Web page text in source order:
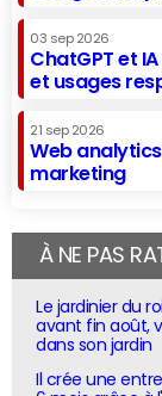
03 sep 2026
ChatGPT et
et usages
21 sep 2026
Web
marketing
À NE PAS
Le jardinier du
avant fin août,
dans son jardin
Il crée une